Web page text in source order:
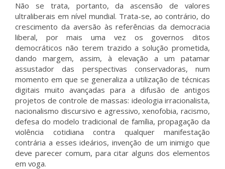
Não se trata, portanto, da ascensão de valores
ultraliberais em nível mundial. Trata-se, ao contrário, do
crescimento da aversão às referências da democracia
liberal, por mais uma vez os governos ditos
democráticos não terem trazido a solução prometida,
dando margem, assim, à elevação a um patamar
assustador das perspectivas conservadoras, num
momento em que se generaliza a utilização de técnicas
digitais muito avançadas para a difusão de antigos
projetos de controle de massas: ideologia irracionalista,
nacionalismo discursivo e agressivo, xenofobia, racismo,
defesa do modelo tradicional de família, propagação da
violência cotidiana contra qualquer manifestação
contrária a esses ideários, invenção de um inimigo que
deve parecer comum, para citar alguns dos elementos
em voga.